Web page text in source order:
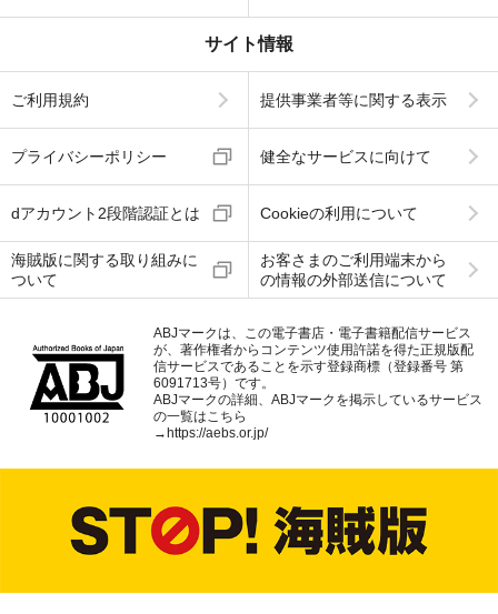
サイト情報
ご利用規約 提供事業者等に関する表示
プライバシーポリシー 健全なサービスに向けて
dアカウント2段階認証とは Cookieの利用について
海賊版に関する取り組みに
ついて
お客さまのご利用端末から
の情報の外部送信について
ABJマークは、この電子書店・電子書籍配信サービス
が、著作権者からコンテンツ使用許諾を得た正規版配
信サービスであることを示す登録商標（登録番号 第
6091713号）です。
ABJマークの詳細、ABJマークを掲示しているサービス
の一覧はこちら
→ https://aebs.or.jp/